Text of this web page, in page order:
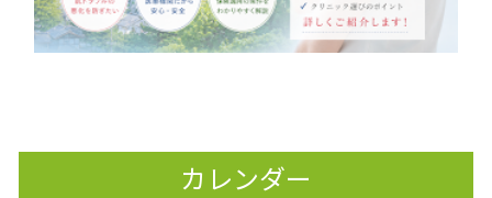
カレンダー